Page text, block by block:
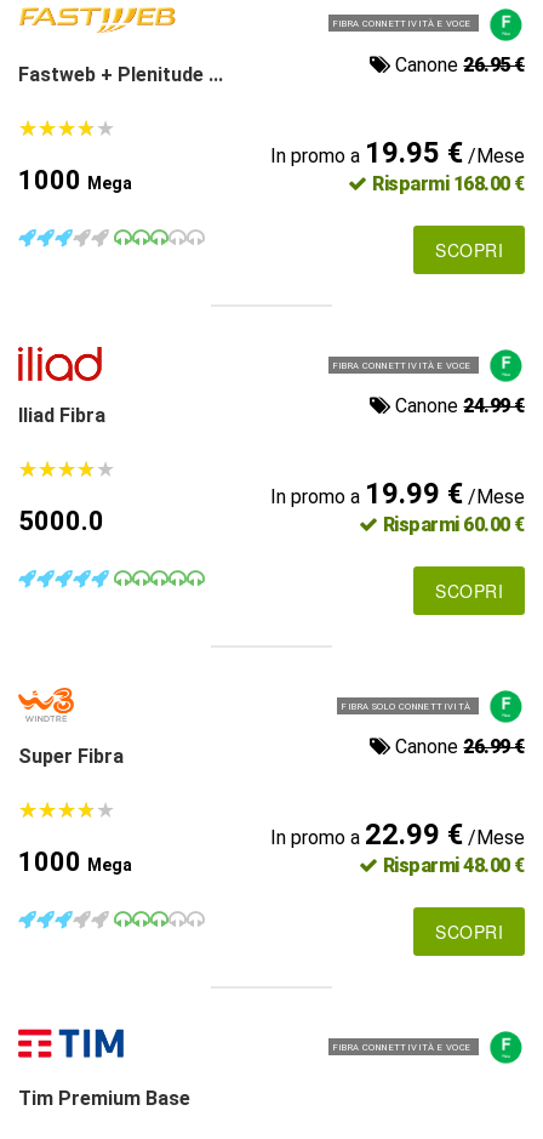
FIBRA CONNETTIVITÀ E VOCE
Fastweb + Plenitude ... Canone26.95 €
★★★★★
★★★★★
1000 Mega
In promo a 19.95 €/Mese
Risparmi 168.00 €
SCOPRI
FIBRA CONNETTIVITÀ E VOCE
Iliad Fibra Canone24.99 €
★★★★★
★★★★★
5000.0
In promo a 19.99 €/Mese
Risparmi 60.00 €
SCOPRI
FIBRA SOLO CONNETTIVITÀ
Super Fibra Canone26.99 €
★★★★★
★★★★★
1000 Mega
In promo a 22.99 €/Mese
Risparmi 48.00 €
SCOPRI
FIBRA CONNETTIVITÀ E VOCE
Tim Premium Base